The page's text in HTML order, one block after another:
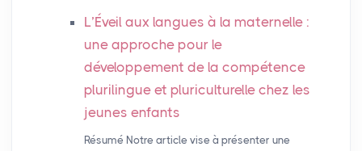
L’Éveil aux langues à la maternelle :
une approche pour le
développement de la compétence
plurilingue et pluriculturelle chez les
jeunes enfants
Résumé Notre article vise à présenter une